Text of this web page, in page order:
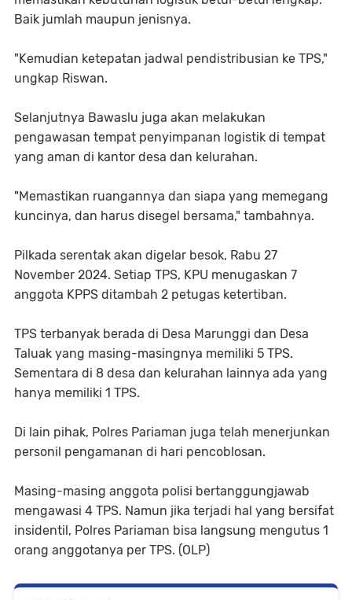
Baik jumlah maupun jenisnya.
"Kemudian ketepatan jadwal pendistribusian ke TPS,"
ungkap Riswan.
Selanjutnya Bawaslu juga akan melakukan
pengawasan tempat penyimpanan logistik di tempat
yang aman di kantor desa dan kelurahan.
"Memastikan ruangannya dan siapa yang memegang
kuncinya, dan harus disegel bersama," tambahnya.
Pilkada serentak akan digelar besok, Rabu 27
November 2024. Setiap TPS, KPU menugaskan 7
anggota KPPS ditambah 2 petugas ketertiban.
TPS terbanyak berada di Desa Marunggi dan Desa
Taluak yang masing-masingnya memiliki 5 TPS.
Sementara di 8 desa dan kelurahan lainnya ada yang
hanya memiliki 1 TPS.
Di lain pihak, Polres Pariaman juga telah menerjunkan
personil pengamanan di hari pencoblosan.
Masing-masing anggota polisi bertanggungjawab
mengawasi 4 TPS. Namun jika terjadi hal yang bersifat
insidentil, Polres Pariaman bisa langsung mengutus 1
orang anggotanya per TPS. (OLP)